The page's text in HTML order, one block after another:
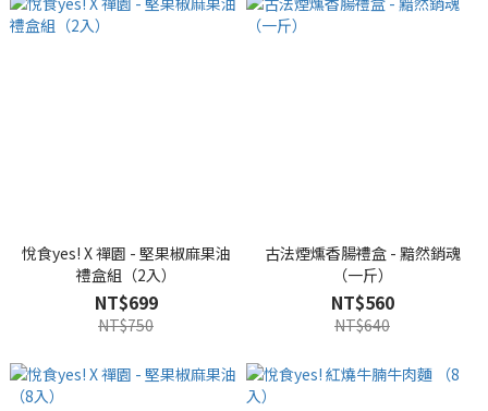
悅食yes! X 禪園 - 堅果椒麻果油
禮盒組（2入）
NT$699
NT$750
古法煙燻香腸禮盒 - 黯然銷魂
（一斤）
NT$560
NT$640